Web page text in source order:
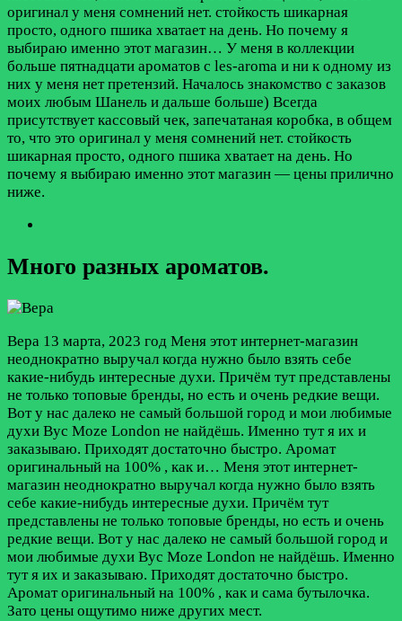
оригинал у меня сомнений нет. стойкость шикарная
просто, одного пшика хватает на день. Но почему я
выбираю именно этот магазин… У меня в коллекции
больше пятнадцати ароматов с les-aroma и ни к одному из
них у меня нет претензий. Началось знакомство с заказов
моих любым Шанель и дальше больше) Всегда
присутствует кассовый чек, запечатаная коробка, в общем
то, что это оригинал у меня сомнений нет. стойкость
шикарная просто, одного пшика хватает на день. Но
почему я выбираю именно этот магазин — цены прилично
ниже.
Много разных ароматов.
Вера 13 марта, 2023 год Меня этот интернет-магазин
неоднократно выручал когда нужно было взять себе
какие-нибудь интересные духи. Причём тут представлены
не только топовые бренды, но есть и очень редкие вещи.
Вот у нас далеко не самый большой город и мои любимые
духи Byc Moze London не найдёшь. Именно тут я их и
заказываю. Приходят достаточно быстро. Аромат
оригинальный на 100% , как и… Меня этот интернет-
магазин неоднократно выручал когда нужно было взять
себе какие-нибудь интересные духи. Причём тут
представлены не только топовые бренды, но есть и очень
редкие вещи. Вот у нас далеко не самый большой город и
мои любимые духи Byc Moze London не найдёшь. Именно
тут я их и заказываю. Приходят достаточно быстро.
Аромат оригинальный на 100% , как и сама бутылочка.
Зато цены ощутимо ниже других мест.